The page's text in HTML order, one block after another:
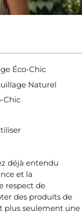
Éco-Chic
Naturel
Chic
déjà entendu
et la
respect de
des produits de
plus seulement une